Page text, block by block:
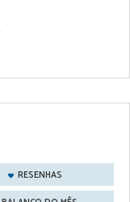
RESENHAS